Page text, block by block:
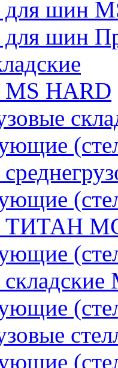
для шин
для шин
MS HARD
ТИТАН